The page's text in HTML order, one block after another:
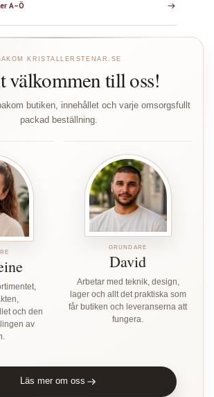
A–Ö
KRISTALLERSTENAR.SE
välkommen till oss!
butiken, innehållet och varje omsorgsfullt
packad beställning.
och den
av
GRUNDARE
David
Arbetar med teknik, design,
lager och allt det praktiska som
får butiken och leveranserna att
fungera.
Läs mer om oss